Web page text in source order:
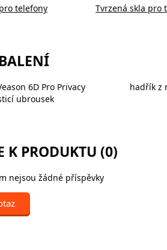
telefony Tvrzená skla pro
6D Pro Privacy
ubrousek
hadřík z
K PRODUKTU (0)
nejsou žádné příspěvky